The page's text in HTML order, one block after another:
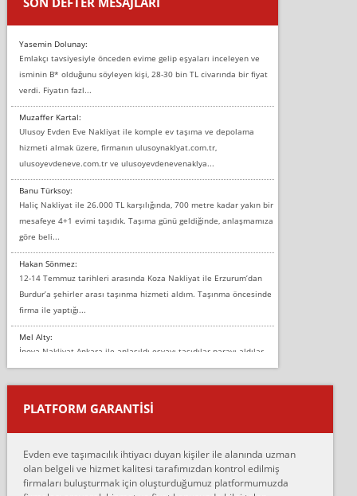
Yasemin Dolunay:
Emlakçı tavsiyesiyle önceden evime gelip eşyaları inceleyen ve
isminin B* olduğunu söyleyen kişi, 28-30 bin TL civarında bir fiyat
verdi. Fiyatın fazl...
Muzaffer Kartal:
Ulusoy Evden Eve Nakliyat ile komple ev taşıma ve depolama
hizmeti almak üzere, firmanın ulusoynaklyat.com.tr,
ulusoyevdeneve.com.tr ve ulusoyevdenevenaklya...
Banu Türksoy:
Haliç Nakliyat ile 26.000 TL karşılığında, 700 metre kadar yakın bir
mesafeye 4+1 evimi taşıdık. Taşıma günü geldiğinde, anlaşmamıza
göre beli...
Hakan Sönmez:
12-14 Temmuz tarihleri arasında Koza Nakliyat ile Erzurum’dan
Burdur’a şehirler arası taşınma hizmeti aldım. Taşınma öncesinde
firma ile yaptığı...
Mel Alty:
İnova Nakliyat Ankara ile anlaşıldı eşyayı taşıdılar parayı aldılar.
Salon duvarına bir baktım birisi boydan alüminyum renkli bantı
yapıştırm...
Murat:
çalıştıklarını, müş...
Ahmet:
PLATFORM GARANTİSİ
Evden eve taşımacılık ihtiyacı duyan kişiler ile alanında uzman
olan belgeli ve hizmet kalitesi tarafımızdan kontrol edilmiş
firmaları buluşturmak için oluşturduğumuz platformumuzda